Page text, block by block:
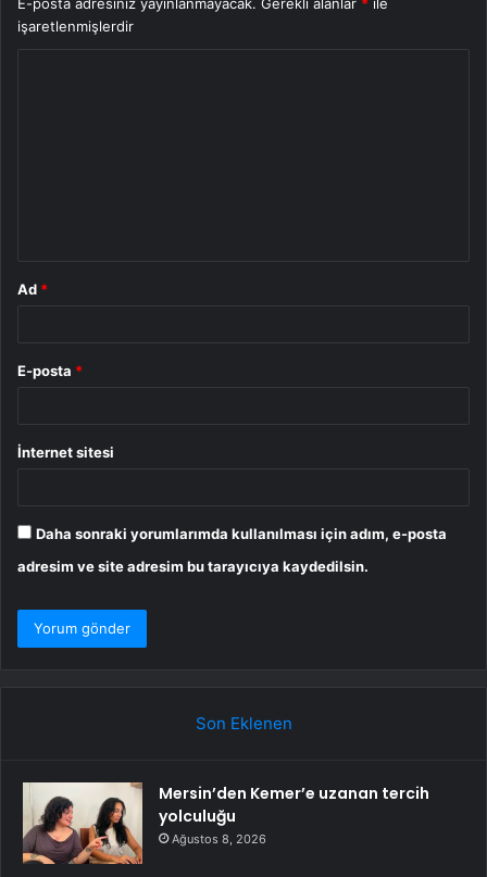
işaretlenmişlerdir
Ad *
E-posta *
İnternet sitesi
Daha sonraki yorumlarımda kullanılması için adım, e-posta
adresim ve site adresim bu tarayıcıya kaydedilsin.
Son Eklenen
Mersin’den Kemer’e uzanan tercih
yolculuğu
Ağustos 8, 2026